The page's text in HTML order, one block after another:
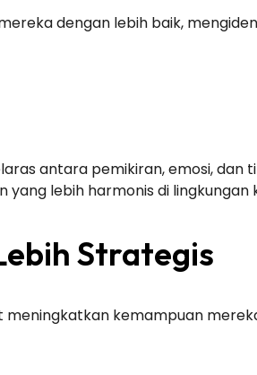
dengan lebih baik,
antara pemikiran, emosi,
lebih harmonis di lingkungan
Strategis
kemampuan